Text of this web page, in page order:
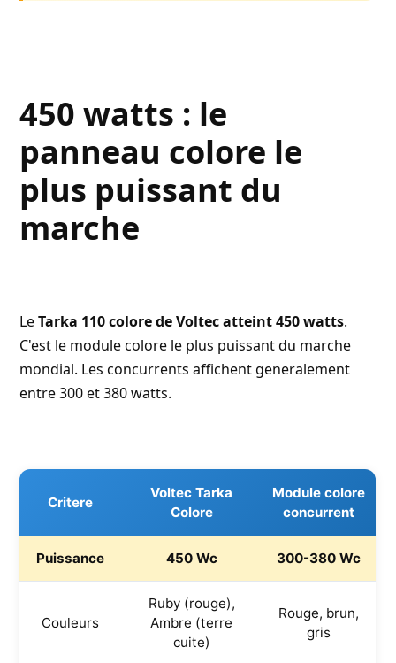
450 watts : le
panneau colore le
plus puissant du
marche
LeTarka 110 colore de Voltec atteint 450 watts.
C'est le module colore le plus puissant du marche
mondial. Les concurrents affichent generalement
entre 300 et 380 watts.
Critere
Voltec Tarka
Colore
Module colore
concurrent
Puissance 450 Wc 300-380 Wc
Couleurs
Ruby (rouge),
Ambre (terre
cuite)
Rouge, brun,
gris